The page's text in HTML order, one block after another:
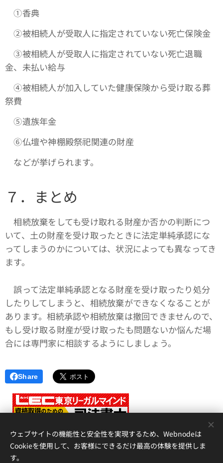
①香典
➁被相続人が受取人に指定されていない死亡保険金
③被相続人が受取人に指定されていない死亡退職
金、未払い給与
④被相続人が加入していた健康保険から受け取る葬
祭費
➄遺族年金
⑥仏壇や神棚殿祭祀関連の財産
などが挙げられます。
７．まとめ
相続放棄をしても受け取れる財産か否かの判断につ
いて、土の財産を受け取ったときに法定単純承認にな
ってしまうのかについては、状況によっても異なってき
ます。
誤って法定単純承認となる財産を受け取ったり処分
したりしてしまうと、相続放棄ができなくなることが
あります。相続承認や相続放棄は撤回できませんので、
もし受け取る財産が受け取ったも問題ないか悩んだ場
合には専門家に相談するようにしましょう。
Share
ウェブサイトの機能性と安全性を実現するため、Webnodeは
Cookieを使用して、お客様にできるだけ最高の体験を提供しま
す。